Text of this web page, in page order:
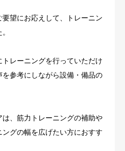
望にお応えして、トレーニン
レーニングを行っていただけ
参考にしながら設備・備品の
、筋力トレーニングの補助や
グの幅を広げたい方におすす